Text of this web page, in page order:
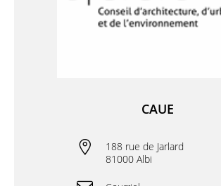
CAUE
188 rue de Jarlard
81000 Albi